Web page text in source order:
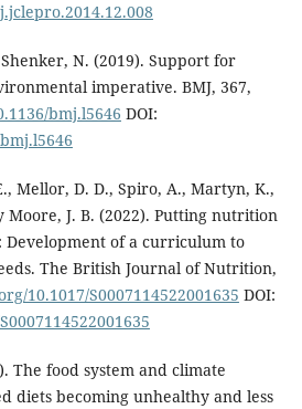
N. (2019). Support for
imperative. BMJ, 367,
bmj.l5646 DOI:
Mellor, D. D., Spiro, A., Martyn, K.,
Moore, J. B. (2022). Putting nutrition
Development of a curriculum to
The British Journal of Nutrition,
10.1017/S0007114522001635 DOI:
The food system and climate
diets becoming unhealthy and less